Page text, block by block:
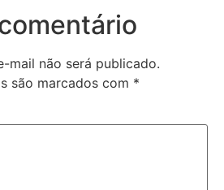
mail não será publicado.
são marcados com *